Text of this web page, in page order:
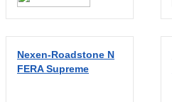
Nexen-Roadstone N
FERA Supreme